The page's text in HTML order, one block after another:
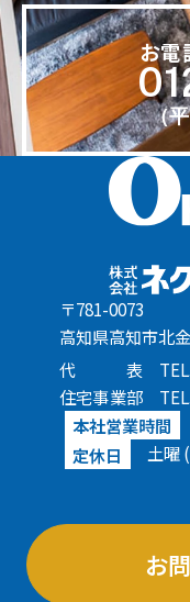
お電
（
〒781-0073
高知県高知市北
代表
住宅事業部
本社営業時間
定休日
土曜
お